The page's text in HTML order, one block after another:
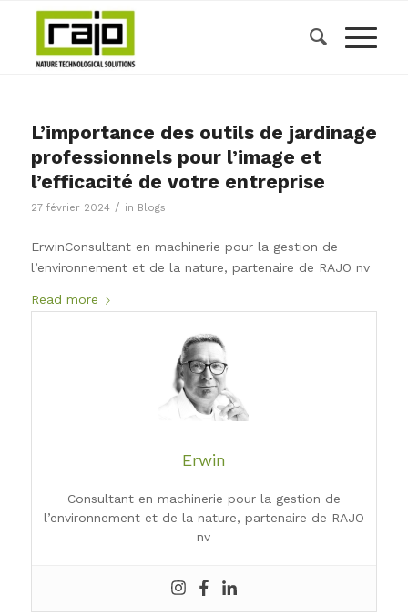
L’importance des outils de jardinage
professionnels pour l’image et
l’efficacité de votre entreprise
27 février 2024 / in Blogs
ErwinConsultant en machinerie pour la gestion de
l’environnement et de la nature, partenaire de RAJO nv
Read more
Erwin
Consultant en machinerie pour la gestion de
l’environnement et de la nature, partenaire de RAJO
nv